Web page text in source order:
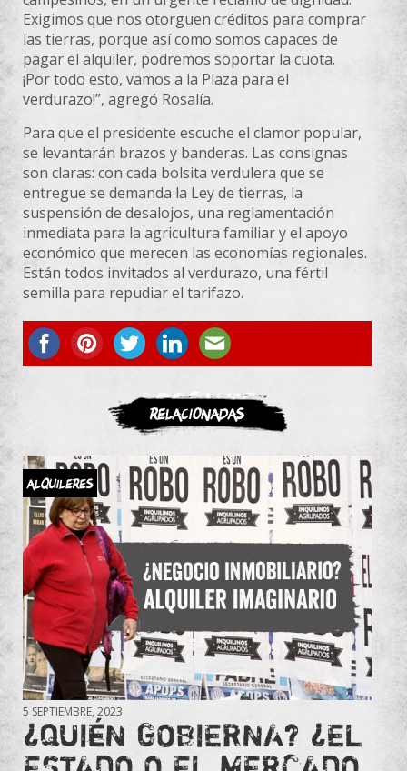
Exigimos que nos otorguen créditos para comprar
las tierras, porque así como somos capaces de
pagar el alquiler, podremos soportar la cuota.
¡Por todo esto, vamos a la Plaza para el
verdurazo!”, agregó Rosalía.
Para que el presidente escuche el clamor popular,
se levantarán brazos y banderas. Las consignas
son claras: con cada bolsita verdulera que se
entregue se demanda la Ley de tierras, la
suspensión de desalojos, una reglamentación
inmediata para la agricultura familiar y el apoyo
económico que merecen las economías regionales.
Están todos invitados al verdurazo, una fértil
semilla para repudiar el tarifazo.
ASOCIATE
Relacionadas
Alquileres
5 SEPTIEMBRE, 2023
¿QUIÉN GOBIERNA? ¿EL